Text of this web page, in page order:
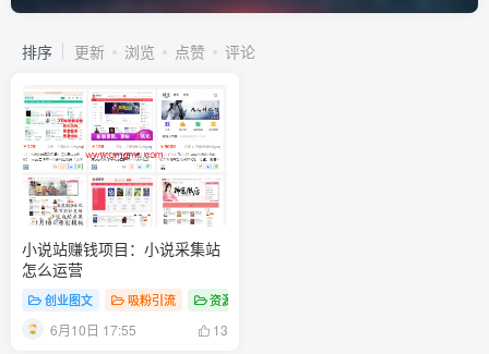
排序 更新 浏览 点赞 评论
小说站赚钱项目：小说采集站
怎么运营
创业图文 吸粉引流 资源工具
6月10日 17:55 13